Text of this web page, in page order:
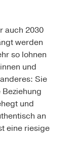
auch 2030
werden
so lohnen
und
Sie
und
an
eine riesige